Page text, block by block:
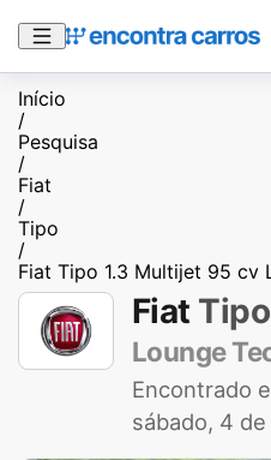
Início
/
Pesquisa
/
Fiat
/
Tipo
/
Fiat Tipo 1.3 Multijet 95 cv
Fiat Tipo
Lounge
Encontrado
sábado, 4